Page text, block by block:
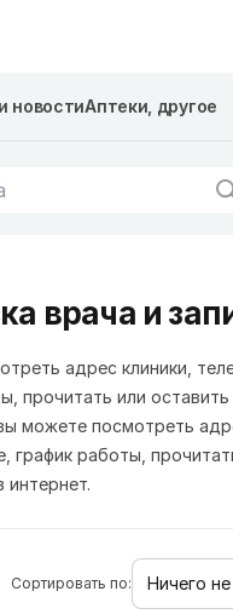
новостиАптеки, другое
врача и
адрес клиники,
прочитать или
можете посмотреть
график работы,
интернет.
Сортировать по: